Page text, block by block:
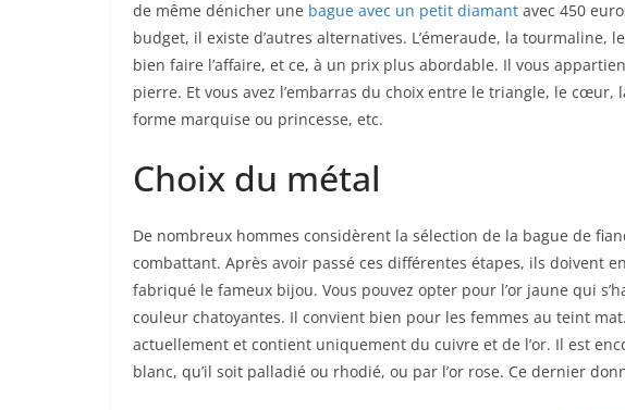
de même dénicher une bague avec un petit diamant avec 450
budget, il existe d’autres alternatives. L’émeraude, la tourmaline,
bien faire l’affaire, et ce, à un prix plus abordable. Il vous
pierre. Et vous avez l’embarras du choix entre le triangle, le cœur,
forme marquise ou princesse, etc.
Choix du métal
De nombreux hommes considèrent la sélection de la bague de
combattant. Après avoir passé ces différentes étapes, ils doivent
fabriqué le fameux bijou. Vous pouvez opter pour l’or jaune qui
couleur chatoyantes. Il convient bien pour les femmes au teint
actuellement et contient uniquement du cuivre et de l’or. Il est
blanc, qu’il soit palladié ou rhodié, ou par l’or rose. Ce dernier